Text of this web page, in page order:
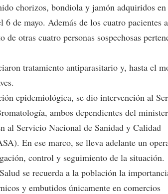
chorizos, bondiola y jamón adquiridos
de mayo. Además de los cuatro pacientes
de otras cuatro personas sospechosas
tratamiento antiparasitario y, hasta el
epidemiológica, se dio intervención al
ambos dependientes del
al Servicio Nacional de Sanidad y Calidad
En ese marco, se lleva adelante un
control y seguimiento de la situación.
se recuerda a la población la
y embutidos únicamente en comercios